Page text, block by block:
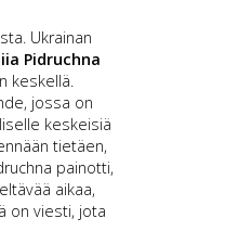
Ukrainan
Pidruchna
keskellä.
jossa on
keskeisiä
tietäen,
painotti,
aikaa,
on viesti, jota